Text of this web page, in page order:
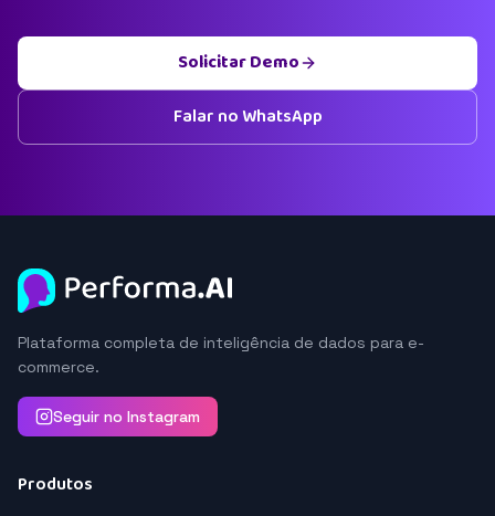
Solicitar Demo
Falar no WhatsApp
Plataforma completa de inteligência de dados para e-
commerce.
Seguir no Instagram
Produtos